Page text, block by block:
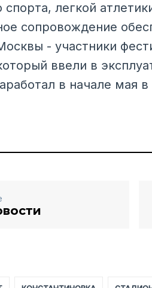
спорта, легкой
сопровождение
- участники
ввели в
в начале мая